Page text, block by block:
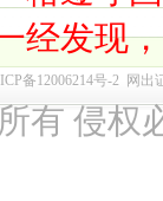
经发现
备12006214号-2 网出
有 侵权